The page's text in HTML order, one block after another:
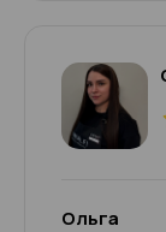
Ольга